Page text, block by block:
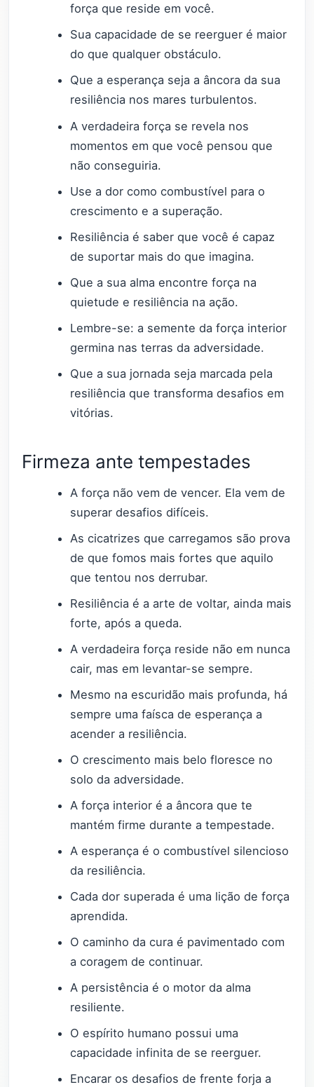
força que reside em você.
Sua capacidade de se reerguer é maior
do que qualquer obstáculo.
Que a esperança seja a âncora da sua
resiliência nos mares turbulentos.
A verdadeira força se revela nos
momentos em que você pensou que
não conseguiria.
Use a dor como combustível para o
crescimento e a superação.
Resiliência é saber que você é capaz
de suportar mais do que imagina.
Que a sua alma encontre força na
quietude e resiliência na ação.
Lembre-se: a semente da força interior
germina nas terras da adversidade.
Que a sua jornada seja marcada pela
resiliência que transforma desafios em
vitórias.
Firmeza ante tempestades
A força não vem de vencer. Ela vem de
superar desafios difíceis.
As cicatrizes que carregamos são prova
de que fomos mais fortes que aquilo
que tentou nos derrubar.
Resiliência é a arte de voltar, ainda mais
forte, após a queda.
A verdadeira força reside não em nunca
cair, mas em levantar-se sempre.
Mesmo na escuridão mais profunda, há
sempre uma faísca de esperança a
acender a resiliência.
O crescimento mais belo floresce no
solo da adversidade.
A força interior é a âncora que te
mantém firme durante a tempestade.
A esperança é o combustível silencioso
da resiliência.
Cada dor superada é uma lição de força
aprendida.
O caminho da cura é pavimentado com
a coragem de continuar.
A persistência é o motor da alma
resiliente.
O espírito humano possui uma
capacidade infinita de se reerguer.
Encarar os desafios de frente forja a